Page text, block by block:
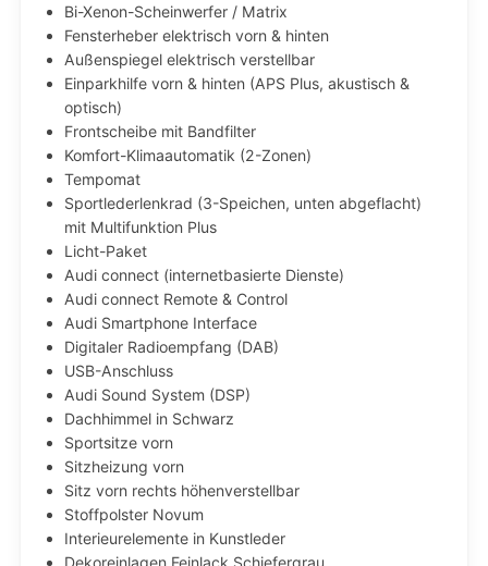
Bi-Xenon-Scheinwerfer / Matrix
Fensterheber elektrisch vorn & hinten
Außenspiegel elektrisch verstellbar
Einparkhilfe vorn & hinten (APS Plus, akustisch &
optisch)
Frontscheibe mit Bandfilter
Komfort-Klimaautomatik (2-Zonen)
Tempomat
Sportlederlenkrad (3-Speichen, unten abgeflacht)
mit Multifunktion Plus
Licht-Paket
Audi connect (internetbasierte Dienste)
Audi connect Remote & Control
Audi Smartphone Interface
Digitaler Radioempfang (DAB)
USB-Anschluss
Audi Sound System (DSP)
Dachhimmel in Schwarz
Sportsitze vorn
Sitzheizung vorn
Sitz vorn rechts höhenverstellbar
Stoffpolster Novum
Interieurelemente in Kunstleder
Dekoreinlagen Feinlack Schiefergrau